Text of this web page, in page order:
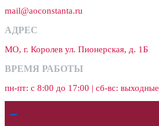
mail@aoconstanta.ru
АДРЕС
МО, г. Королев ул. Пионерская, д. 1Б
ВРЕМЯ РАБОТЫ
пн-пт: с 8:00 до 17:00 | сб-вс: выходные